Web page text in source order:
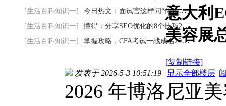
[生活百科知识一]
今日热文：面试官这样问“你是怎么做SEO的
[生活百科知识一]
懂得：分享SEO优化的8个技巧2026/8/7
[生活百科知识一]
掌握攻略，CFA考试一战成名2026/8/7
意大利
美容展
[复制链接]
发表于 2026-5-3 10:51:19 | 显示全部楼层 |
2026 年博洛尼亚